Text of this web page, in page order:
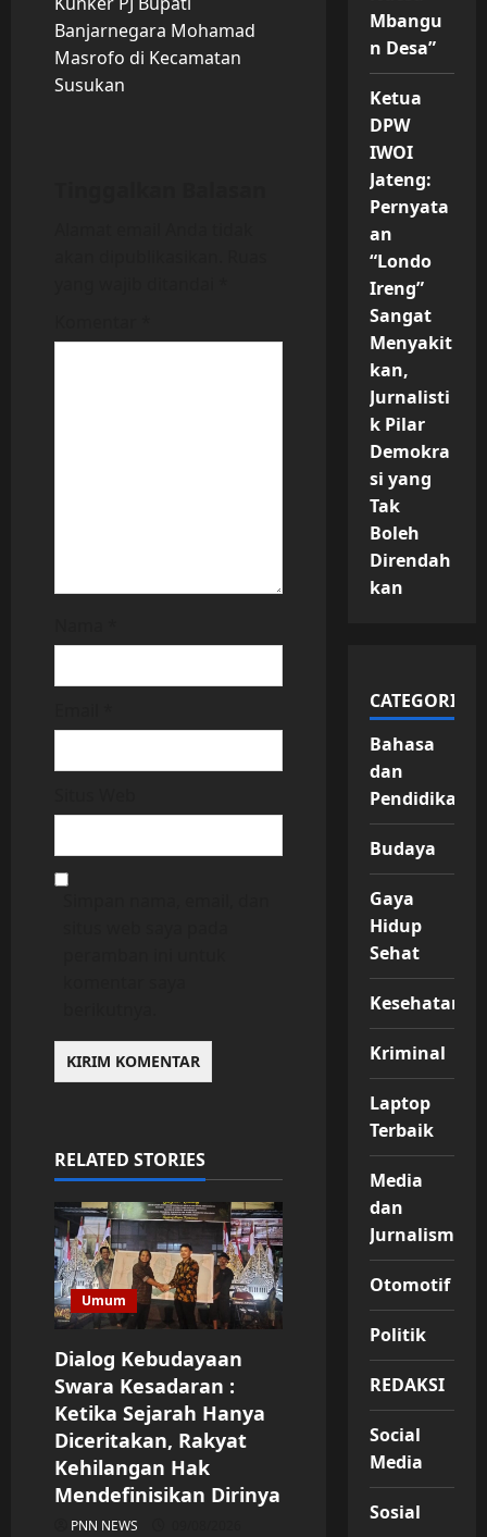
t
n
Banjarnegara Mohamad
Masrofo di Kecamatan
Susukan
RELATED STORIES
Umum
Dialog Kebudayaan
Swara Kesadaran :
Ketika Sejarah Hanya
Diceritakan, Rakyat
Kehilangan Hak
Mendefinisikan Dirinya
PNN NEWS
Mbangu
n Desa”
Ketua
DPW
IWOI
Jateng:
Pernyata
an
“Londo
Ireng”
Sangat
Menyakit
kan,
Jurnalisti
k Pilar
Demokra
si yang
Tak
Boleh
Direndah
kan
CATEGORIES
Bahasa
dan
Pendidikan
Budaya
Gaya
Hidup
Sehat
Kesehatan
Kriminal
Laptop
Terbaik
Media
dan
Jurnalisme
Otomotif
Politik
REDAKSI
Social
Media
Sosial